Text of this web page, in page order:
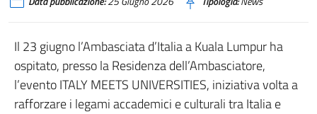
Il 23 giugno l’Ambasciata d’Italia a Kuala Lumpur ha
ospitato, presso la Residenza dell’Ambasciatore,
l’evento ITALY MEETS UNIVERSITIES, iniziativa volta a
rafforzare i legami accademici e culturali tra Italia e